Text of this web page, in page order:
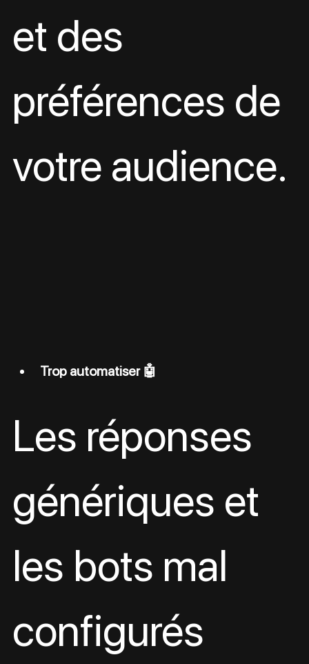
et des
préférences de
votre audience.
Trop automatiser 🤖
Les réponses
génériques et
les bots mal
configurés